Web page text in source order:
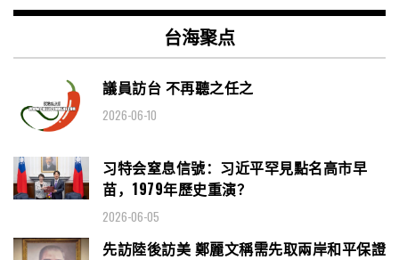
台海聚点
議員訪台 不再聽之任之
2026-06-10
习特会窒息信號：习近平罕見點名高市早
苗，1979年歷史重演？
2026-06-05
先訪陸後訪美 鄭麗文稱需先取兩岸和平保證